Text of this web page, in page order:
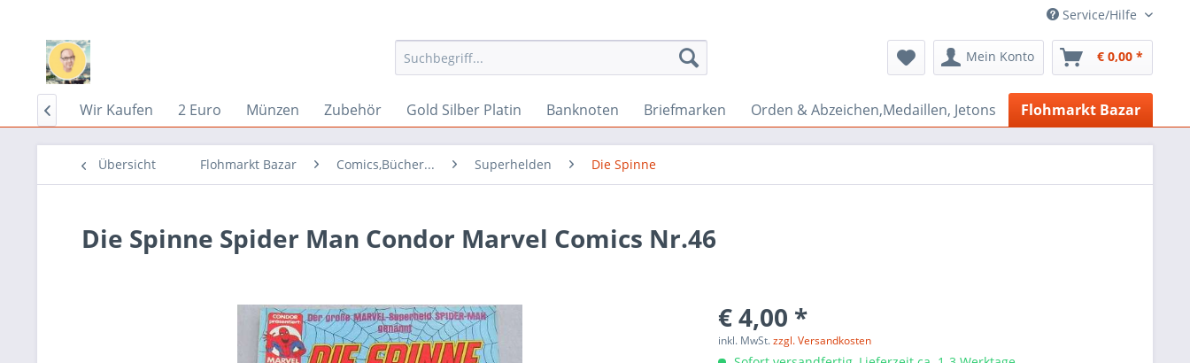
Service/Hilfe
Mein Konto € 0,00 *
Home Wir Kaufen 2 Euro Münzen Zubehör Gold Silber Platin Banknoten Briefmarken Orden & Abzeichen,Medaillen, Jetons Flohmarkt Bazar

Übersicht Flohmarkt Bazar Comics,Bücher... Superhelden Die Spinne
Die Spinne Spider Man Condor Marvel Comics Nr.46
€ 4,00 *
inkl. MwSt.zzgl. Versandkosten